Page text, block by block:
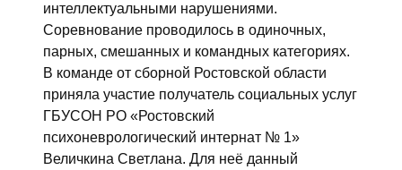
интеллектуальными нарушениями.
Соревнование проводилось в одиночных,
парных, смешанных и командных категориях.
В команде от сборной Ростовской области
приняла участие получатель социальных услуг
ГБУСОН РО «Ростовский
психоневрологический интернат № 1»
Величкина Светлана. Для неё данный